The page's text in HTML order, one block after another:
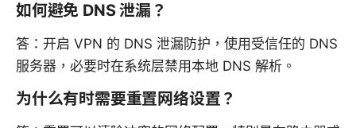
如何避免 DNS 泄漏？
答：开启 VPN 的 DNS 泄漏防护，使用受信任的 DNS
服务器，必要时在系统层禁用本地 DNS 解析。
为什么有时需要重置网络设置？